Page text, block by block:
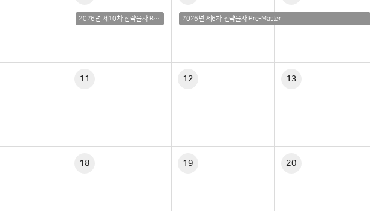
2026년 제10차 전략물자 Basic 2026년 제6차 전략물자 Pre-Master
11 12 13
18 19 20